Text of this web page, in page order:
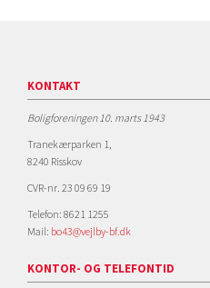
KONTAKT
Boligforeningen 10. marts 1943
Tranekærparken 1,
8240 Risskov
CVR-nr. 23 09 69 19
Telefon: 8621 1255
Mail: bo43@vejlby-bf.dk
KONTOR- OG TELEFONTID